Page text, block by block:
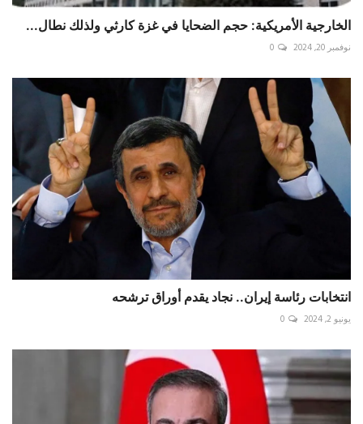
الخارجية الأمريكية: حجم الضحايا في غزة كارثي ولذلك نطال...
نوفمبر 20, 2024 0
انتخابات رئاسة إيران.. نجاد يقدم أوراق ترشحه
يونيو 2, 2024 0